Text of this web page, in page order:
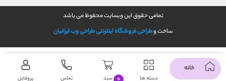
تمامی حقوق این وبسایت محفوظ می باشد
ساخت وطراحی فروشگاه اینترنتیطراحی وب ایرانیان
خانه
دسته ها سبد تماس پروفایل